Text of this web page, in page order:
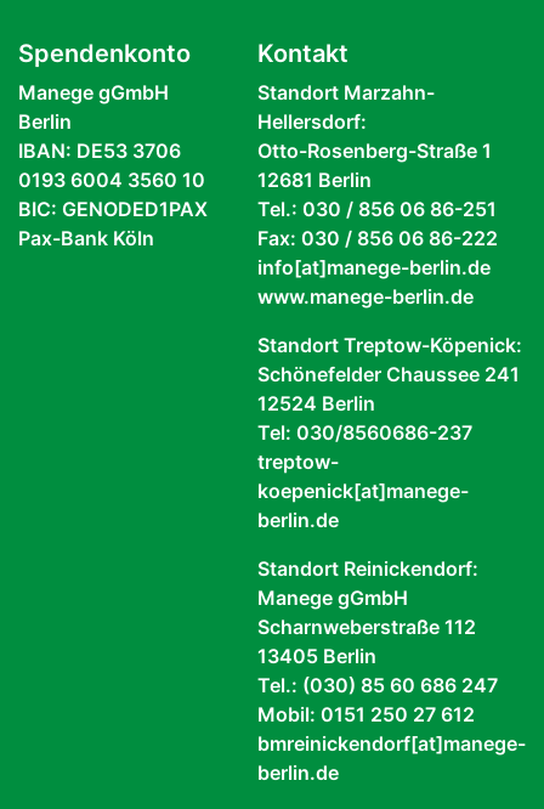
Spendenkonto
Manege gGmbH
Berlin
IBAN: DE53 3706
0193 6004 3560 10
BIC: GENODED1PAX
Pax-Bank Köln
Kontakt
Standort Marzahn-
Hellersdorf:
Otto-Rosenberg-Straße 1
12681 Berlin
Tel.: 030 / 856 06 86-251
Fax: 030 / 856 06 86-222
info[at]manege-berlin.de
www.manege-berlin.de
Standort Treptow-Köpenick:
Schönefelder Chaussee 241
12524 Berlin
Tel: 030/8560686-237
treptow-
koepenick[at]manege-
berlin.de
Standort Reinickendorf:
Manege gGmbH
Scharnweberstraße 112
13405 Berlin
Tel.: (030) 85 60 686 247
Mobil: 0151 250 27 612
bmreinickendorf[at]manege-
berlin.de